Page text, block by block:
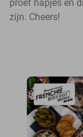
proef hapjes en
zijn. Cheers!